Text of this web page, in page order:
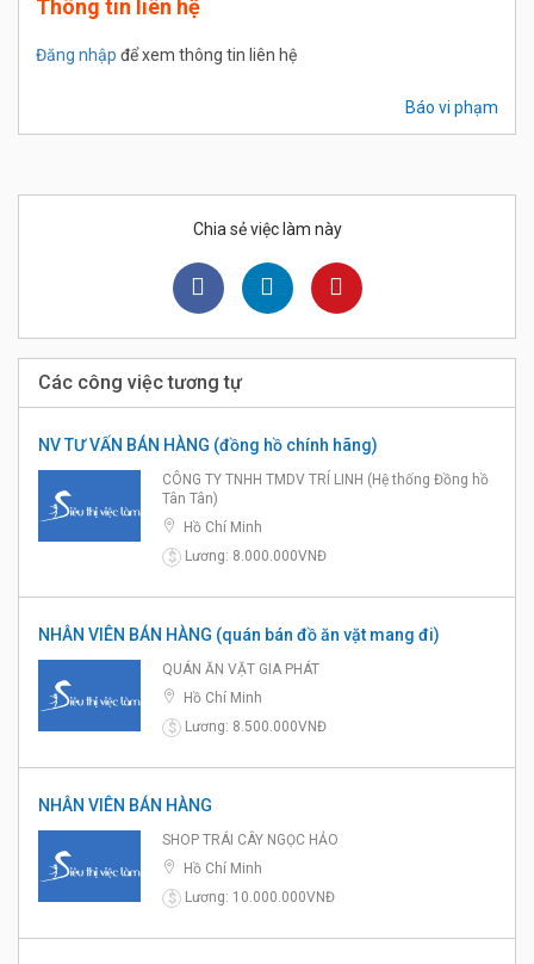
Thông tin liên hệ
Đăng nhập để xem thông tin liên hệ
Báo vi phạm
Chia sẻ việc làm này
Các công việc tương tự
NV TƯ VẤN BÁN HÀNG (đồng hồ chính hãng)
CÔNG TY TNHH TMDV TRÍ LINH (Hệ thống Đồng hồ
Tân Tân)
Hồ Chí Minh
$
Lương: 8.000.000VNĐ
NHÂN VIÊN BÁN HÀNG (quán bán đồ ăn vặt mang đi)
QUÁN ĂN VẶT GIA PHÁT
Hồ Chí Minh
$
Lương: 8.500.000VNĐ
NHÂN VIÊN BÁN HÀNG
SHOP TRÁI CÂY NGỌC HẢO
Hồ Chí Minh
$
Lương: 10.000.000VNĐ